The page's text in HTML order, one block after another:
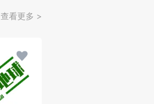
查看更多 >